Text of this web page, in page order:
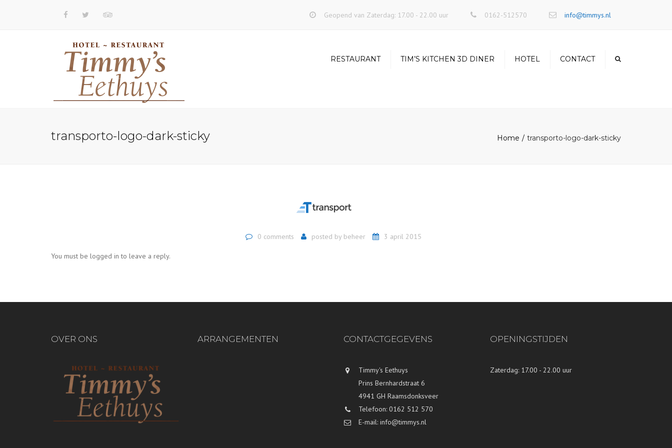
Geopend van Zaterdag: 17.00 - 22.00 uur 0162-512570 info@timmys.nl
RESTAURANT TIM’S KITCHEN 3D DINER HOTEL CONTACT
transporto-logo-dark-sticky Home transporto-logo-dark-sticky
0 comments posted by beheer 3 april 2015
You must be logged in to leave a reply.
OVER ONS ARRANGEMENTEN CONTACTGEGEVENS
Timmy's Eethuys
Prins Bernhardstraat 6
4941 GH Raamsdonksveer
Telefoon: 0162 512 570
E-mail: info@timmys.nl
OPENINGSTIJDEN
Zaterdag: 17.00 - 22.00 uur